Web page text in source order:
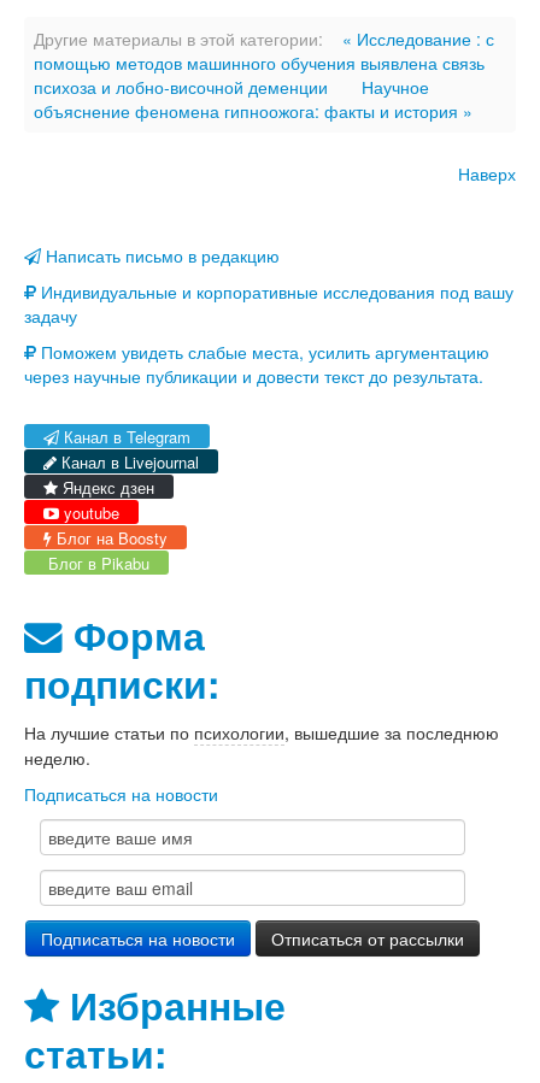
Другие материалы в этой категории:
« Исследование : с
помощью методов машинного обучения выявлена связь
психоза и лобно-височной деменции
Научное
объяснение феномена гипноожога: факты и история »
Наверх
Написать письмо в редакцию
Индивидуальные и корпоративные исследования под вашу
задачу
Поможем увидеть слабые места, усилить аргументацию
через научные публикации и довести текст до результата.
Канал в Telegram
Канал в Livejournal
Яндекс дзен
youtube
Блог на Boosty
Блог в Pikabu
Форма
подписки:
На лучшие статьи по психологии, вышедшие за последнюю
неделю.
Подписаться на новости
Избранные
статьи: